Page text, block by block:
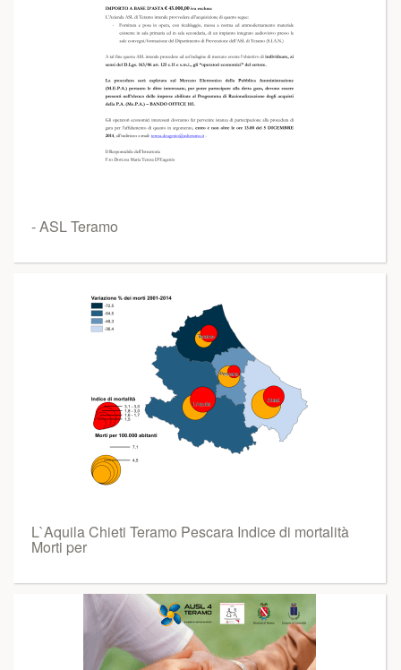
- ASL Teramo
L`Aquila Chieti Teramo Pescara Indice di mortalità
Morti per